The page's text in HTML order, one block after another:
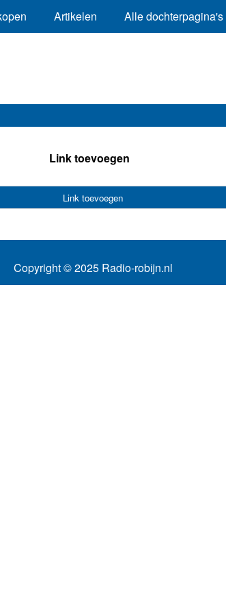
Artikelen Alle dochterpagina's
Link toevoegen
Link toevoegen
Copyright © 2025 Radio-robijn.nl